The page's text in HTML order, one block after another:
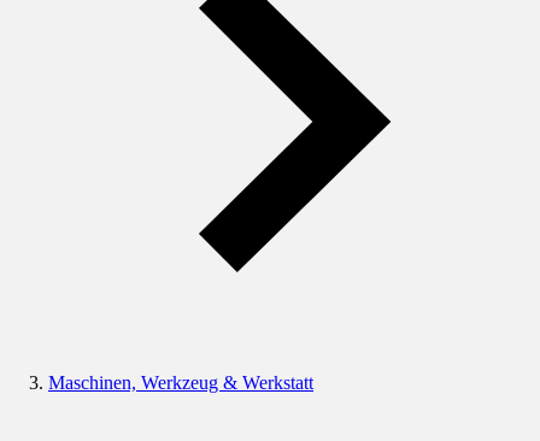
Maschinen, Werkzeug & Werkstatt